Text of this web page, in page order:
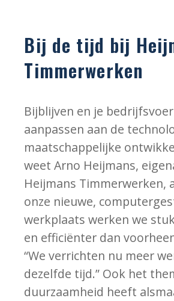
Bij de tijd bij
Timmerwerken
Bijblijven en je
aanpassen aan de
maatschappelijke
weet Arno Heijmans,
Heijmans Timmerwerken,
onze nieuwe,
werkplaats werken we
en efficiënter dan
“We verrichten nu meer
dezelfde tijd.” Ook het
duurzaamheid heeft